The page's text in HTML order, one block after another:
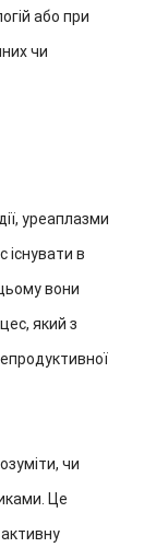
або при
чи
уреаплазми
існувати в
вони
який з
чи
Це